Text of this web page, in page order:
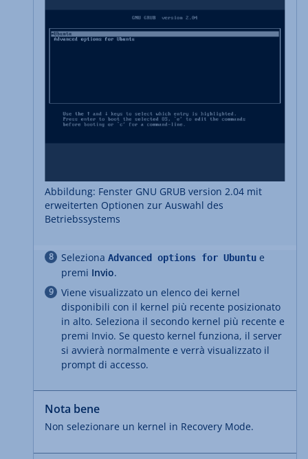
Abbildung: Fenster GNU GRUB version 2.04 mit
erweiterten Optionen zur Auswahl des
Betriebssystems
Seleziona Advanced options for Ubuntu e
premi Invio.
Viene visualizzato un elenco dei kernel
disponibili con il kernel più recente posizionato
in alto. Seleziona il secondo kernel più recente e
premi Invio. Se questo kernel funziona, il server
si avvierà normalmente e verrà visualizzato il
prompt di accesso.
Nota bene
Non selezionare un kernel in Recovery Mode.